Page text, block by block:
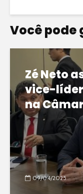
Você pode
Zé Neto
vice-líder
na
09/04/2025